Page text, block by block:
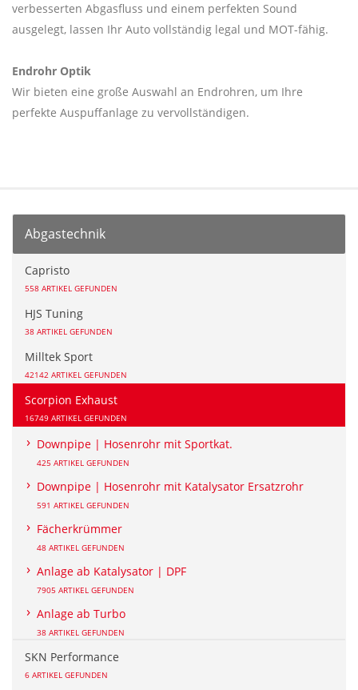
verbesserten Abgasfluss und einem perfekten Sound
ausgelegt, lassen Ihr Auto vollständig legal und MOT-fähig.
Endrohr Optik
Wir bieten eine große Auswahl an Endrohren, um Ihre
perfekte Auspuffanlage zu vervollständigen.
Abgastechnik
Capristo
558 ARTIKEL GEFUNDEN
HJS Tuning
38 ARTIKEL GEFUNDEN
Milltek Sport
42142 ARTIKEL GEFUNDEN
Scorpion Exhaust
16749 ARTIKEL GEFUNDEN
Downpipe | Hosenrohr mit Sportkat.
425 ARTIKEL GEFUNDEN
Downpipe | Hosenrohr mit Katalysator Ersatzrohr
591 ARTIKEL GEFUNDEN
Fächerkrümmer
48 ARTIKEL GEFUNDEN
Anlage ab Katalysator | DPF
7905 ARTIKEL GEFUNDEN
Anlage ab Turbo
38 ARTIKEL GEFUNDEN
SKN Performance
6 ARTIKEL GEFUNDEN